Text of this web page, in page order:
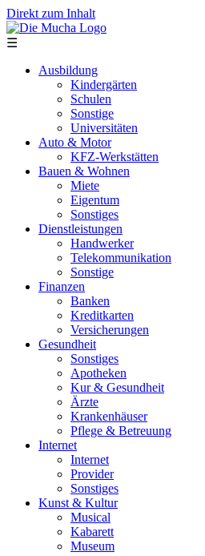
Direkt zum Inhalt
☰
Ausbildung
Kindergärten
Schulen
Sonstige
Universitäten
Auto & Motor
KFZ-Werkstätten
Bauen & Wohnen
Miete
Eigentum
Sonstiges
Dienstleistungen
Handwerker
Telekommunikation
Sonstige
Finanzen
Banken
Kreditkarten
Versicherungen
Gesundheit
Sonstiges
Apotheken
Kur & Gesundheit
Ärzte
Krankenhäuser
Pflege & Betreuung
Internet
Internet
Provider
Sonstiges
Kunst & Kultur
Musical
Kabarett
Museum